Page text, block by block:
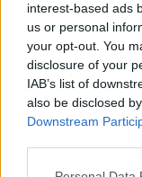
interest-based ads
us or personal
your opt-out. You
disclosure of your
IAB’s list of
also be disclosed
Downstream
Please note that
F
a
ce
b
o
T
w
it
te
r